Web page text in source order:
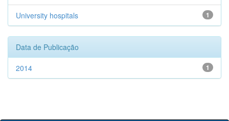
1
University hospitals
Data de Publicação
1
2014